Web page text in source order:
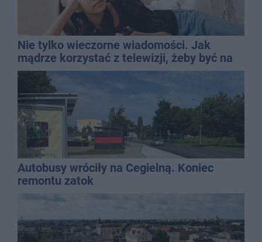
Nie tylko wieczorne wiadomości. Jak
mądrze korzystać z telewizji, żeby być na
bieżąco, ale nie żyć w informacyjnym
chaosie?
Autobusy wróciły na Cegielną. Koniec
remontu zatok